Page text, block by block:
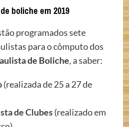
boliche em 2019
programados sete
para o cômputo dos
de Boliche, a saber:
(realizada de 25 a 27 de
de Clubes(realizado em